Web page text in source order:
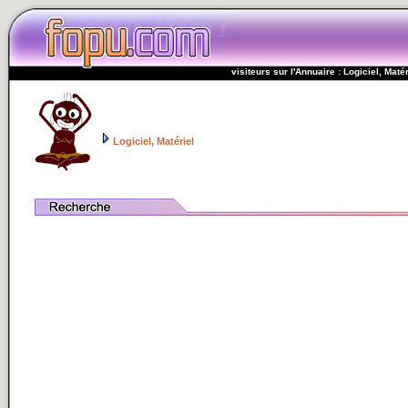
visiteurs sur l'Annuaire : Logiciel,
Logiciel, Matériel